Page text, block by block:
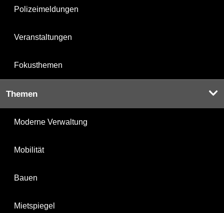
Polizeimeldungen
Veranstaltungen
Fokusthemen
Themen
Moderne Verwaltung
Mobilität
Bauen
Mietspiegel